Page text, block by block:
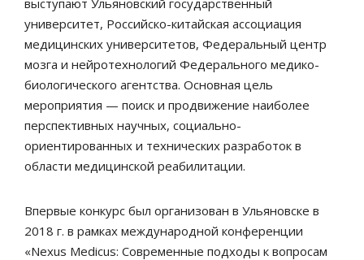
университет, Российско-китайская ассоциация
медицинских университетов, Федеральный центр
мозга и нейротехнологий Федерального медико-
биологического агентства. Основная цель
мероприятия — поиск и продвижение наиболее
перспективных научных, социально-
ориентированных и технических разработок в
области медицинской реабилитации.
Впервые конкурс был организован в Ульяновске в
2018 г. в рамках международной конференции
«Nexus Medicus: Современные подходы к вопросам